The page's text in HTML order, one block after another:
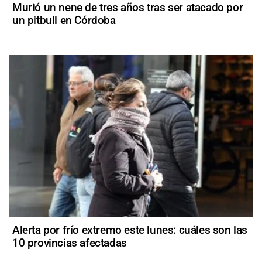
Murió un nene de tres años tras ser atacado por
un pitbull en Córdoba
Alerta por frío extremo este lunes: cuáles son las
10 provincias afectadas